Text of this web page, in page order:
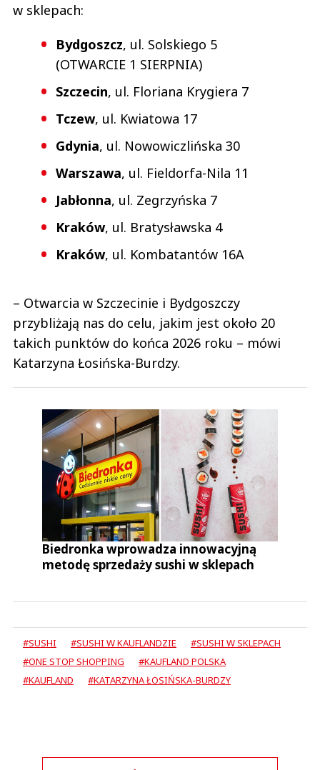
w sklepach:
Bydgoszcz, ul. Solskiego 5
(OTWARCIE 1 SIERPNIA)
Szczecin, ul. Floriana Krygiera 7
Tczew, ul. Kwiatowa 17
Gdynia, ul. Nowowiczlińska 30
Warszawa, ul. Fieldorfa-Nila 11
Jabłonna, ul. Zegrzyńska 7
Kraków, ul. Bratysławska 4
Kraków, ul. Kombatantów 16A
– Otwarcia w Szczecinie i Bydgoszczy
przybliżają nas do celu, jakim jest około 20
takich punktów do końca 2026 roku – mówi
Katarzyna Łosińska-Burdzy.
Biedronka wprowadza innowacyjną
metodę sprzedaży sushi w sklepach
#SUSHI #SUSHI W KAUFLANDZIE
#SUSHI W SKLEPACH
#ONE STOP SHOPPING
#KAUFLAND POLSKA
#KAUFLAND
#KATARZYNA ŁOSIŃSKA-BURDZY